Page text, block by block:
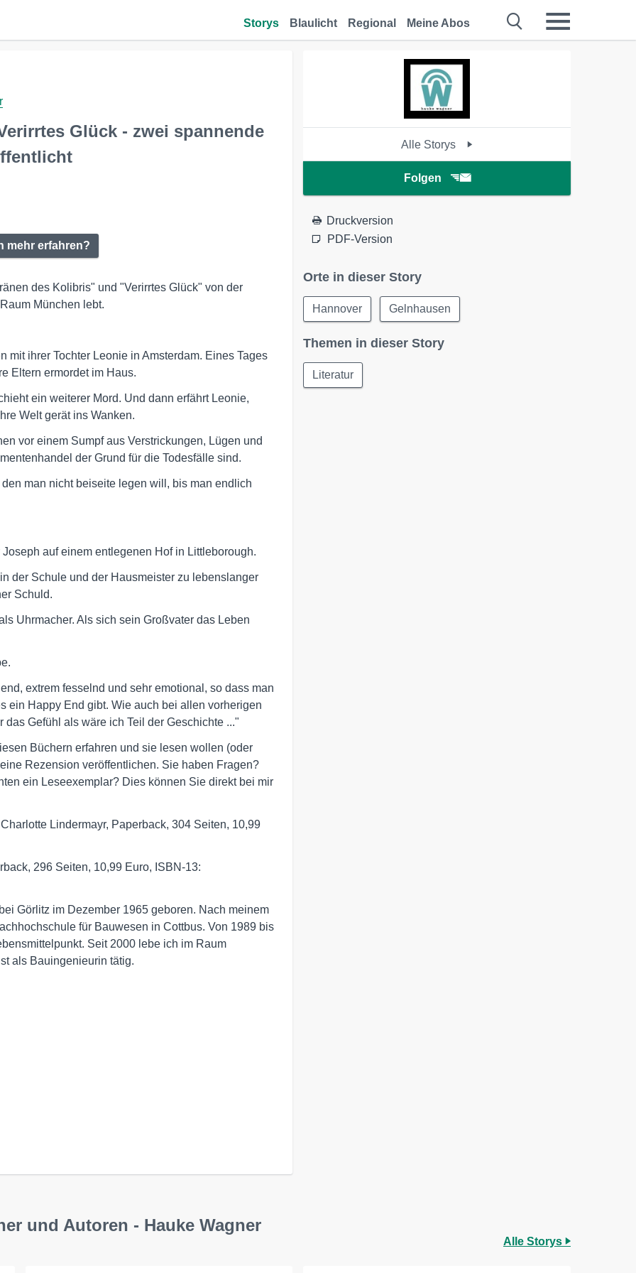
Storys Blaulicht Regional Meine Abos
Glück - zwei spannende
mehr erfahren?
des Kolibris" und "Verirrtes Glück" von der
München lebt.
mit ihrer Tochter Leonie in Amsterdam. Eines Tages
Eltern ermordet im Haus.
ein weiterer Mord. Und dann erfährt Leonie,
Welt gerät ins Wanken.
vor einem Sumpf aus Verstrickungen, Lügen und
der Grund für die Todesfälle sind.
man nicht beiseite legen will, bis man endlich
auf einem entlegenen Hof in Littleborough.
der Schule und der Hausmeister zu lebenslanger
Schuld.
Uhrmacher. Als sich sein Großvater das Leben
extrem fesselnd und sehr emotional, so dass man
ein Happy End gibt. Wie auch bei allen vorherigen
Gefühl als wäre ich Teil der Geschichte ..."
Büchern erfahren und sie lesen wollen (oder
Rezension veröffentlichen. Sie haben Fragen?
ein Leseexemplar? Dies können Sie direkt bei mir
Lindermayr, Paperback, 304 Seiten, 10,99
296 Seiten, 10,99 Euro, ISBN-13:
Görlitz im Dezember 1965 geboren. Nach meinem
für Bauwesen in Cottbus. Von 1989 bis
Seit 2000 lebe ich im Raum
als Bauingenieurin tätig.
Alle Storys
Folgen
Druckversion
PDF-Version
Orte in dieser Story
Hannover Gelnhausen
Themen in dieser Story
Literatur
und Autoren - Hauke Wagner
Alle Storys